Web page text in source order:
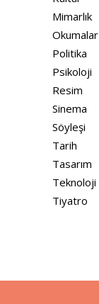
Mimarlık
Okumalar
Politika
Psikoloji
Resim
Sinema
Söyleşi
Tarih
Tasarım
Teknoloji
Tiyatro